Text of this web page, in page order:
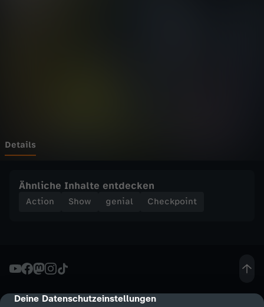
cmp-dialog-description
Deine Datenschutzeinstellungen
a
t
D
u
Details
Ähnliche Inhalte entdecken
Action Show genial Checkpoint